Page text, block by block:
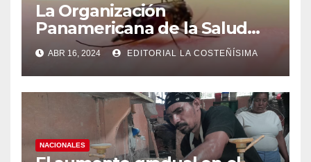
La Organización
Panamericana de la Salud
(OPS), recomienda reforzar
medidas ante el aumento de
casos de dengue
ABR 16, 2024 EDITORIAL LA COSTEÑÍSIMA
NACIONALES